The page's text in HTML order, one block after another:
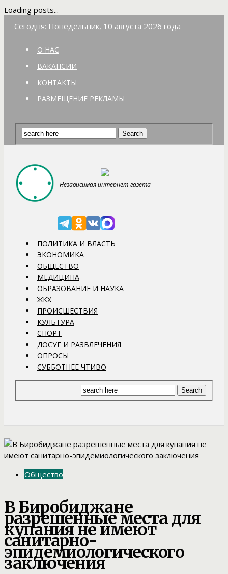
Loading posts...
Сегодня: Понедельник, 10 августа 2026 года
О НАС
ВАКАНСИИ
КОНТАКТЫ
РАЗМЕЩЕНИЕ РЕКЛАМЫ
Независимая интернет-газета
ПОЛИТИКА И ВЛАСТЬ
ЭКОНОМИКА
ОБЩЕСТВО
МЕДИЦИНА
ОБРАЗОВАНИЕ И НАУКА
ЖКХ
ПРОИСШЕСТВИЯ
КУЛЬТУРА
СПОРТ
ДОСУГ И РАЗВЛЕЧЕНИЯ
ОПРОСЫ
СУББОТНЕЕ ЧТИВО
Общество
В Биробиджане
разрешенные места для
купания не имеют
санитарно-
эпидемиологического
заключения